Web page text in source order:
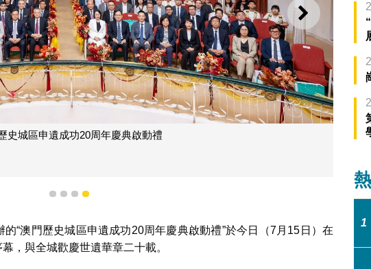
下一則
史城區申遺成功20周年慶典啟動禮
1 2 3 4
“澳門歷史城區申遺成功20周年慶典啟動禮”於今日（7月15日）在
，與全城歡慶世遺華章二十載。
1